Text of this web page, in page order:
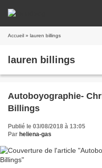
Accueil » lauren billings
lauren billings
Autoboyographie-
Billings
Publié le 03/08/2018 à 13:05
Par heliena-gas